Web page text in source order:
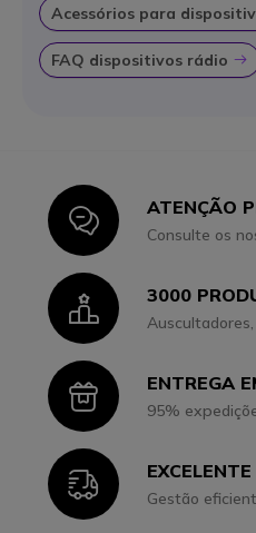
Acessórios para
FAQ dispositivos rádio
IconATENÇÃO
Consulte os
Icon3000
IconENTREGA
95%
IconGestão